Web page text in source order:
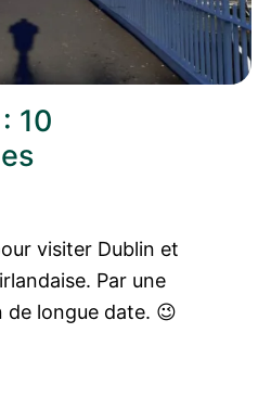
10
visiter Dublin et
Par une
de longue date. 😉